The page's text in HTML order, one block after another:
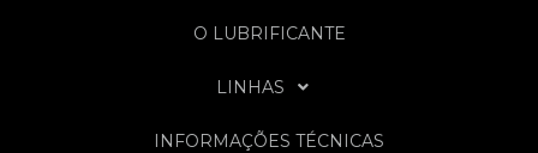
O LUBRIFICANTE
LINHAS
INFORMAÇÕES TÉCNICAS